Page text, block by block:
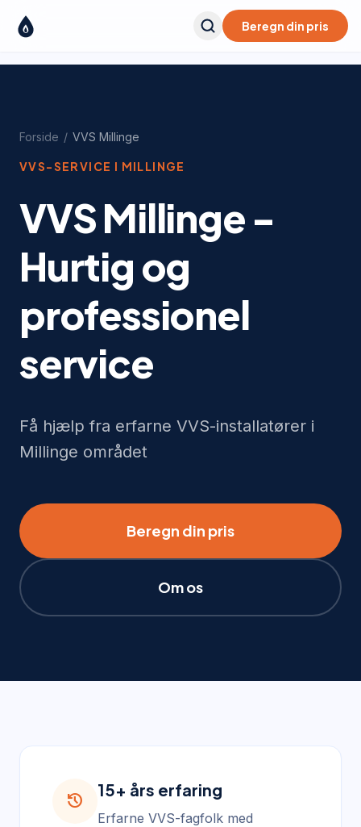
Beregn din pris
Forside / VVS Millinge
VVS-SERVICE I MILLINGE
VVS Millinge -
Hurtig og
professionel
service
Få hjælp fra erfarne VVS-installatører i
Millinge området
Beregn din pris
Om os
history
15+ års erfaring
Erfarne VVS-fagfolk med